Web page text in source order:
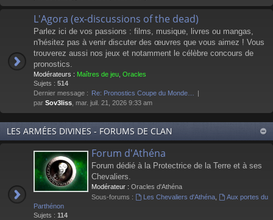
L'Agora (ex-discussions of the dead)
Parlez ici de vos passions : films, musique, livres ou mangas,
n'hésitez pas à venir discuter des œuvres que vous aimez ! Vous
trouverez aussi nos jeux et notamment le célèbre concours de
pronostics.
Modérateurs : Maîtres de jeu Oracles
Sujets : 514
Dernier message : Re: Pronostics Coupe du Monde…
par Sov3liss , mar. juil. 21, 2026 9:33 am
LES ARMÉES DIVINES - FORUMS DE CLAN
Forum d'Athéna
Forum dédié à la Protectrice de la Terre et à ses
Chevaliers.
Modérateur : Oracles d'Athéna
Sous-forums :
Les Chevaliers d'Athéna,
Aux portes du
Parthénon
Sujets : 114